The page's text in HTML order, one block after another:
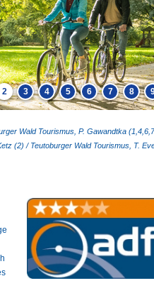
2 3 4 5 6 7 8
Wald Tourismus, P. Gawandtka
(2) / Teutoburger Wald Tourismus, T.